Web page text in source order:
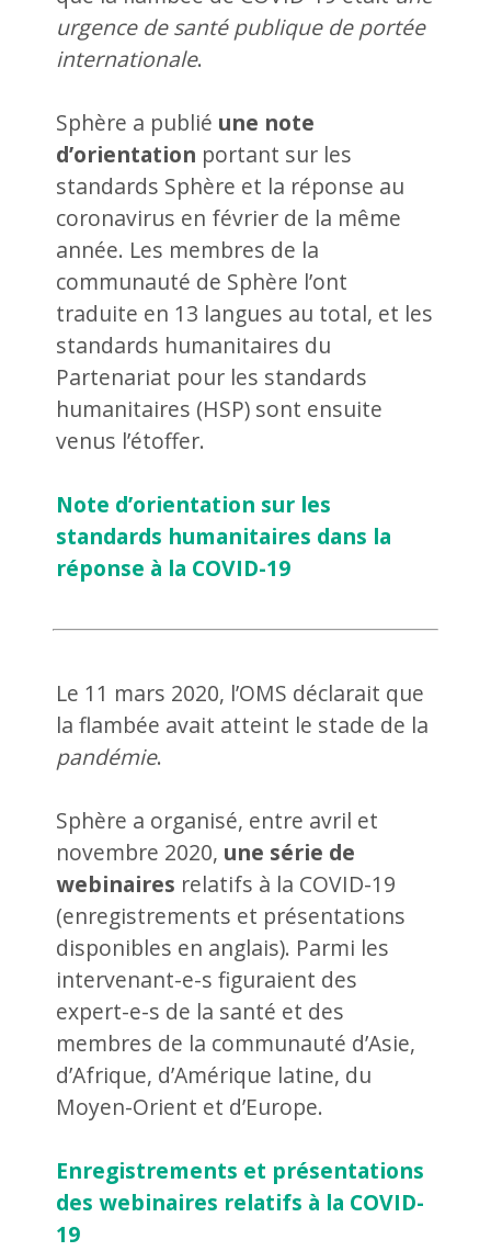
urgence de santé publique de portée
internationale.
Sphère a publié une note
d’orientation portant sur les
standards Sphère et la réponse au
coronavirus en février de la même
année. Les membres de la
communauté de Sphère l’ont
traduite en 13 langues au total, et les
standards humanitaires du
Partenariat pour les standards
humanitaires (HSP) sont ensuite
venus l’étoffer.
Note d’orientation sur les
standards humanitaires dans la
réponse à la COVID-19
Le 11 mars 2020, l’OMS déclarait que
la flambée avait atteint le stade de la
pandémie.
Sphère a organisé, entre avril et
novembre 2020, une série de
webinaires relatifs à la COVID-19
(enregistrements et présentations
disponibles en anglais). Parmi les
intervenant-e-s figuraient des
expert-e-s de la santé et des
membres de la communauté d’Asie,
d’Afrique, d’Amérique latine, du
Moyen-Orient et d’Europe.
Enregistrements et présentations
des webinaires relatifs à la COVID-
19